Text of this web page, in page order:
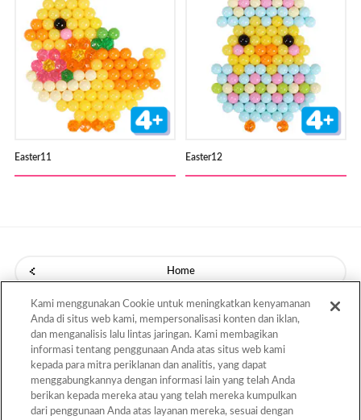
Easter11 Easter12
Home
Back to Top
Kami menggunakan Cookie untuk meningkatkan kenyamanan
Anda di situs web kami, mempersonalisasi konten dan iklan,
dan menganalisis lalu lintas jaringan. Kami membagikan
informasi tentang penggunaan Anda atas situs web kami
kepada para mitra periklanan dan analitis, yang dapat
menggabungkannya dengan informasi lain yang telah Anda
berikan kepada mereka atau yang telah mereka kumpulkan
dari penggunaan Anda atas layanan mereka, sesuai dengan